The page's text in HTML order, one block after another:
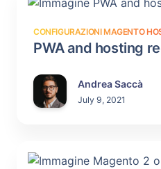
CONFIGURAZIONI MAGENTO
PWA and hosting
Andrea Saccà
July 9, 2021